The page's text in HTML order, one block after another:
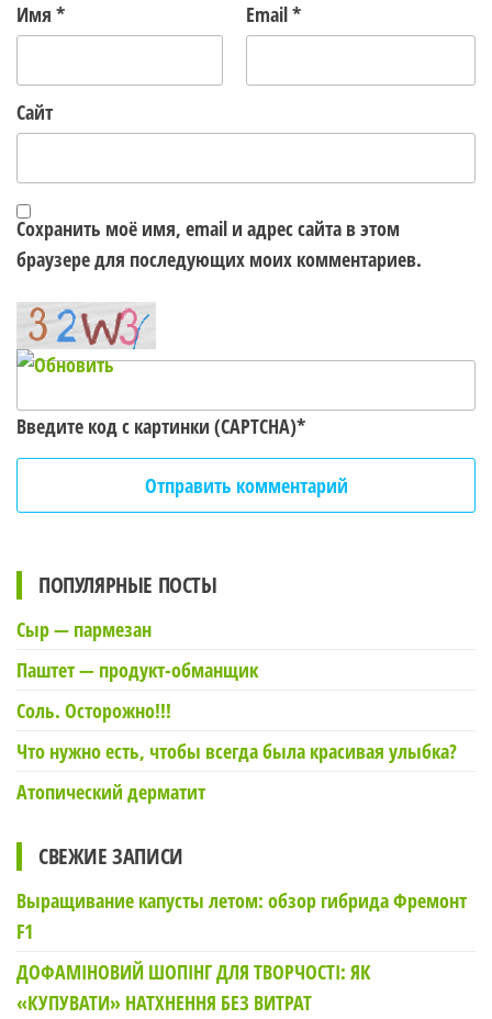
Имя * Email*
Сайт
Сохранить моё имя, email и адрес сайта в этом
браузере для последующих моих комментариев.
Введите код с картинки (CAPTCHA)*
ПОПУЛЯРНЫЕ ПОСТЫ
Сыр — пармезан
Паштет — продукт-обманщик
Соль. Осторожно!!!
Что нужно есть, чтобы всегда была красивая улыбка?
Атопический дерматит
СВЕЖИЕ ЗАПИСИ
Выращивание капусты летом: обзор гибрида Фремонт
F1
ДОФАМІНОВИЙ ШОПІНГ ДЛЯ ТВОРЧОСТІ: ЯК
«КУПУВАТИ» НАТХНЕННЯ БЕЗ ВИТРАТ